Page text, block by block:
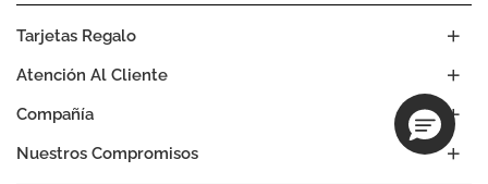
Compañía
Nuestros Compromisos
Atención Al Cliente
Tarjetas Regalo